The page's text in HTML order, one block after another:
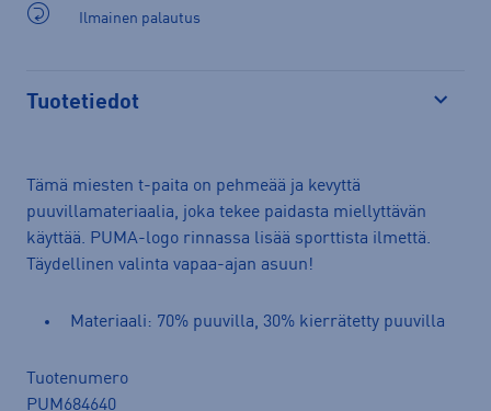
Ilmainen palautus
Tuotetiedot
Tämä miesten t-paita on pehmeää ja kevyttä
puuvillamateriaalia, joka tekee paidasta miellyttävän
käyttää. PUMA-logo rinnassa lisää sporttista ilmettä.
Täydellinen valinta vapaa-ajan asuun!
Materiaali: 70% puuvilla, 30% kierrätetty puuvilla
Tuotenumero
PUM684640